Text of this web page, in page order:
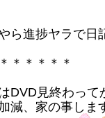
ら進捗ヤラで
＊＊＊＊＊
DVD見終わって
減、家の事しま